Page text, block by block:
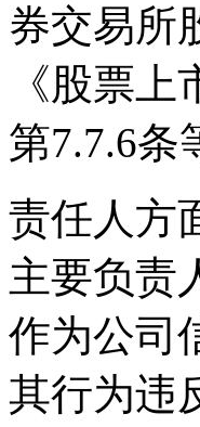
券交易所
《股票
第7.7.6条
责任人方
主要负责
作为公司
其行为违